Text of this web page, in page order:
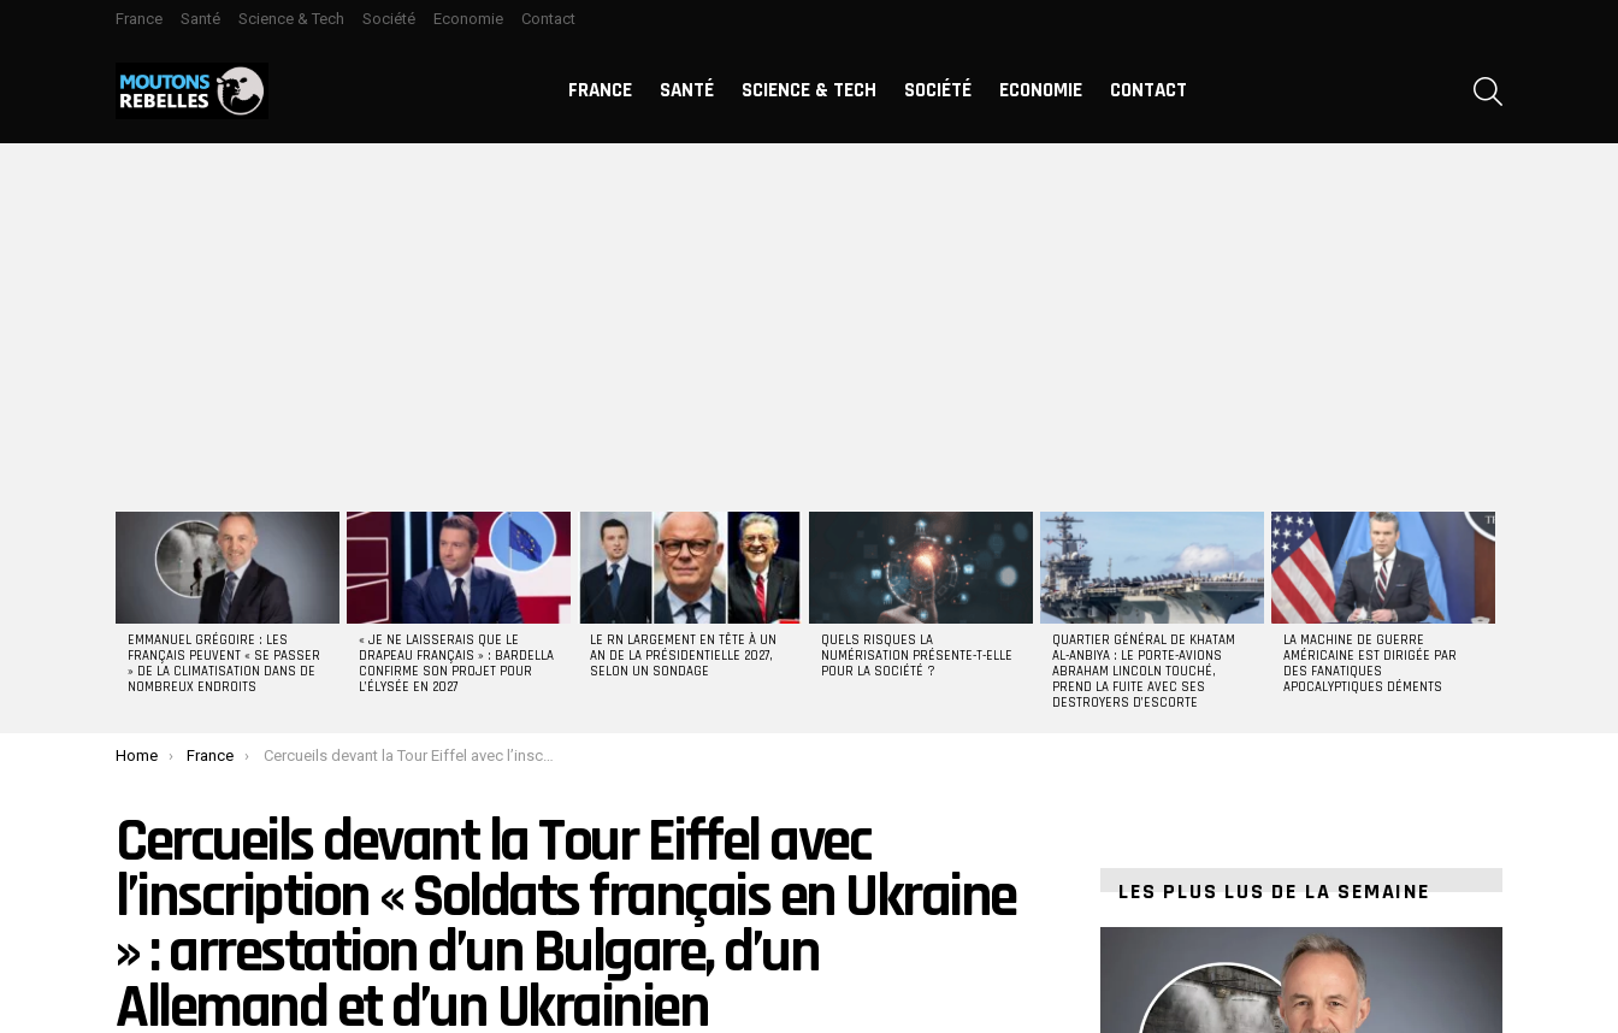
France Santé Science & Tech Société Economie Contact
FRANCE SANTÉ SCIENCE & TECH SOCIÉTÉ ECONOMIE CONTACT
STORIES
EMMANUEL GRÉGOIRE : LES
FRANÇAIS PEUVENT « SE PASSER
» DE LA CLIMATISATION DANS DE
NOMBREUX ENDROITS
« JE NE LAISSERAIS QUE LE
DRAPEAU FRANÇAIS » : BARDELLA
CONFIRME SON PROJET POUR
L’ÉLYSÉE EN 2027
LE RN LARGEMENT EN TÊTE À UN
AN DE LA PRÉSIDENTIELLE 2027,
SELON UN SONDAGE
QUELS RISQUES LA
NUMÉRISATION PRÉSENTE-T-ELLE
POUR LA SOCIÉTÉ ?
QUARTIER GÉNÉRAL DE KHATAM
AL-ANBIYA : LE PORTE-AVIONS
ABRAHAM LINCOLN TOUCHÉ,
PREND LA FUITE AVEC SES
DESTROYERS D’ESCORTE
LA MACHINE DE GUERRE
AMÉRICAINE EST DIRIGÉE PAR
DES FANATIQUES
APOCALYPTIQUES DÉMENTS
You are here:
Home France Cercueils devant la Tour Eiffel avec l’inscription « Soldats français en Ukraine » : arrestation d’un Bulgare, d’un Allemand et d’un Ukrainien
Cercueils devant la Tour Eiffel avec
l’inscription « Soldats français en Ukraine
» : arrestation d’un Bulgare, d’un
Allemand et d’un Ukrainien
LES PLUS LUS DE LA SEMAINE